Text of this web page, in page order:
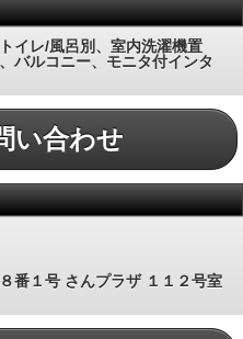
イレ/風呂別、室内洗濯機置
バルコニー、モニタ付インタ
い合わせ
番１号 さんプラザ １１２号室